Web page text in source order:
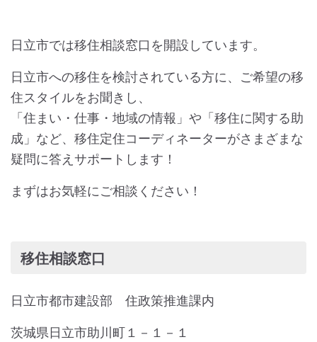
日立市では移住相談窓口を開設しています。
日立市への移住を検討されている方に、ご希望の移
住スタイルをお聞きし、
「住まい・仕事・地域の情報」や「移住に関する助
成」など、移住定住コーディネーターがさまざまな
疑問に答えサポートします！
まずはお気軽にご相談ください！
移住相談窓口
日立市都市建設部 住政策推進課内
茨城県日立市助川町１－１－１